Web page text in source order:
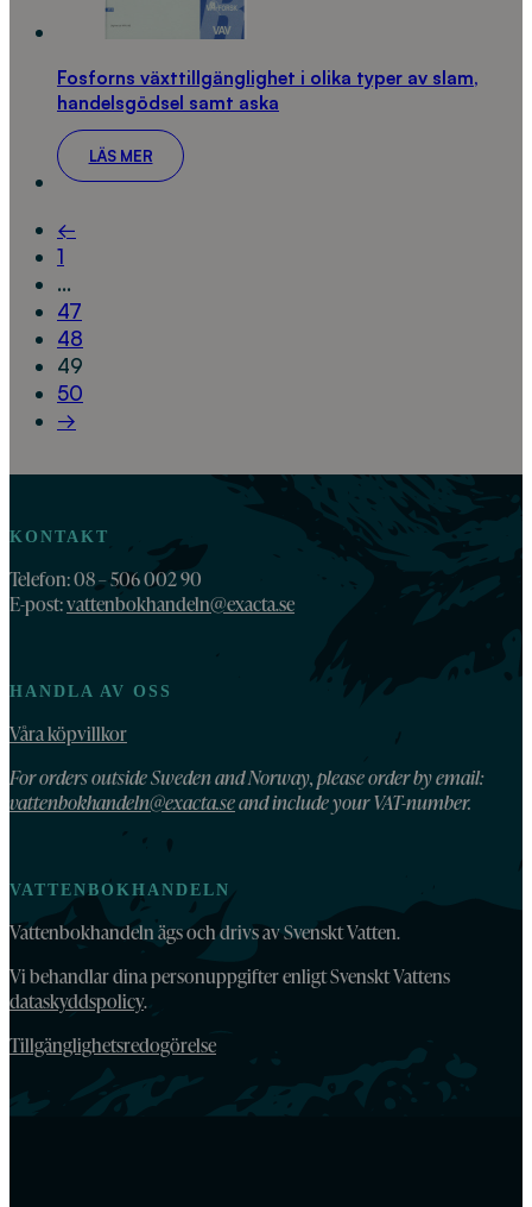
Fosforns växttillgänglighet i olika typer av slam,
handelsgödsel samt aska
LÄS MER
←
1
…
47
48
49
50
→
KONTAKT
Telefon: 08 – 506 002 90
E-post:vattenbokhandeln@exacta.se
HANDLA AV OSS
Våra köpvillkor
For orders outside Sweden and Norway, please order by email:
vattenbokhandeln@exacta.seand include your VAT-number.
VATTENBOKHANDELN
Vattenbokhandeln ägs och drivs av Svenskt Vatten.
Vi behandlar dina personuppgifter enligt Svenskt Vattens
dataskyddspolicy.
Tillgänglighetsredogörelse